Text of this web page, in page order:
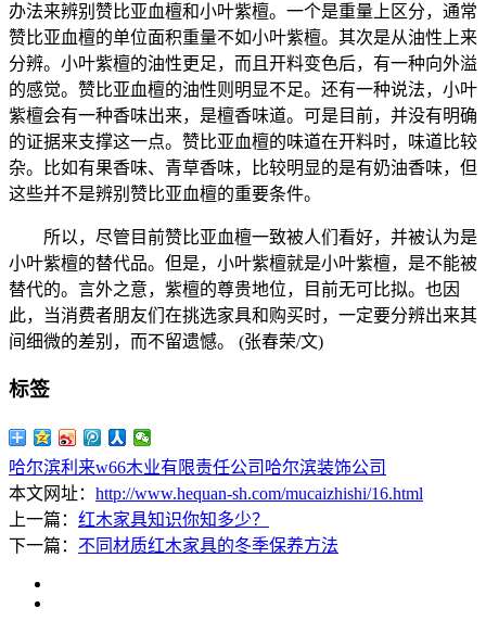
办法来辨别赞比亚血檀和小叶紫檀。一个是重量上区分，通常
赞比亚血檀的单位面积重量不如小叶紫檀。其次是从油性上来
分辨。小叶紫檀的油性更足，而且开料变色后，有一种向外溢
的感觉。赞比亚血檀的油性则明显不足。还有一种说法，小叶
紫檀会有一种香味出来，是檀香味道。可是目前，并没有明确
的证据来支撑这一点。赞比亚血檀的味道在开料时，味道比较
杂。比如有果香味、青草香味，比较明显的是有奶油香味，但
这些并不是辨别赞比亚血檀的重要条件。
所以，尽管目前赞比亚血檀一致被人们看好，并被认为是
小叶紫檀的替代品。但是，小叶紫檀就是小叶紫檀，是不能被
替代的。言外之意，紫檀的尊贵地位，目前无可比拟。也因
此，当消费者朋友们在挑选家具和购买时，一定要分辨出来其
间细微的差别，而不留遗憾。 (张春荣/文)
标签
哈尔滨利来w66木业有限责任公司 哈尔滨装饰公司
本文网址： http://www.hequan-sh.com/mucaizhishi/16.html
上一篇： 红木家具知识你知多少？
下一篇： 不同材质红木家具的冬季保养方法